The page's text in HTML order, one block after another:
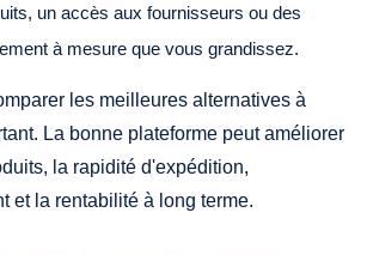
un accès aux fournisseurs ou des
à mesure que vous grandissez.
les meilleures alternatives à
La bonne plateforme peut améliorer
la rapidité d'expédition,
et la rentabilité à long terme.